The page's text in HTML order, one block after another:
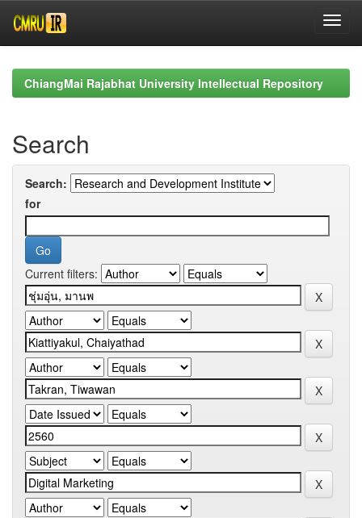
navigationChiangMai Rajabhat University Intellectual Repository
Search
Search:
for
Current filters: